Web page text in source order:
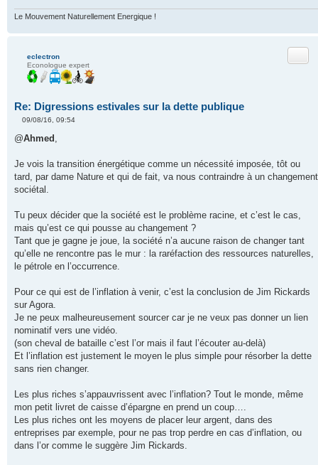
o
Le Mouvement Naturellement Energique !
eclectron
Econologue expert
Re: Digressions estivales sur la dette publique
e
s
g
e
o
u
09/08/16, 09:54
@Ahmed ,
Je vois la transition énergétique comme un nécessité imposée, tôt ou
tard, par dame Nature et qui de fait, va nous contraindre à un changement
sociétal.
Tu peux décider que la société est le problème racine, et c’est le cas,
mais qu’est ce qui pousse au changement ?
Tant que je gagne je joue, la société n’a aucune raison de changer tant
qu’elle ne rencontre pas le mur : la raréfaction des ressources naturelles,
le pétrole en l’occurrence.
Pour ce qui est de l’inflation à venir, c’est la conclusion de Jim Rickards
sur Agora.
Je ne peux malheureusement sourcer car je ne veux pas donner un lien
nominatif vers une vidéo.
(son cheval de bataille c’est l’or mais il faut l’écouter au-delà)
Et l’inflation est justement le moyen le plus simple pour résorber la dette
sans rien changer.
Les plus riches s’appauvrissent avec l’inflation? Tout le monde, même
mon petit livret de caisse d’épargne en prend un coup….
Les plus riches ont les moyens de placer leur argent, dans des
entreprises par exemple, pour ne pas trop perdre en cas d’inflation, ou
dans l’or comme le suggère Jim Rickards.